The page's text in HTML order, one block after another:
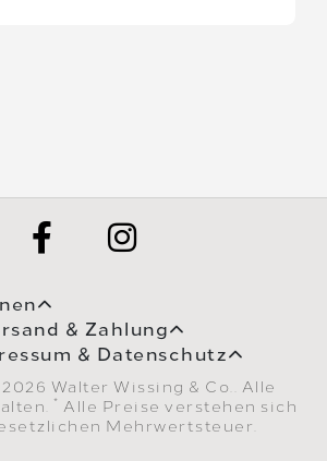
& Zahlung
& Datenschutz
Walter Wissing & Co.. Alle
* Alle Preise verstehen sich
Mehrwertsteuer.